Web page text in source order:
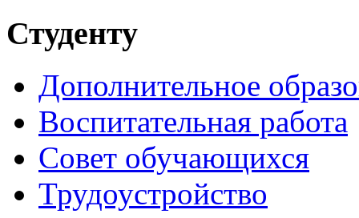
Студенту
Дополнительное
Воспитательная работа
Совет обучающихся
Трудоустройство